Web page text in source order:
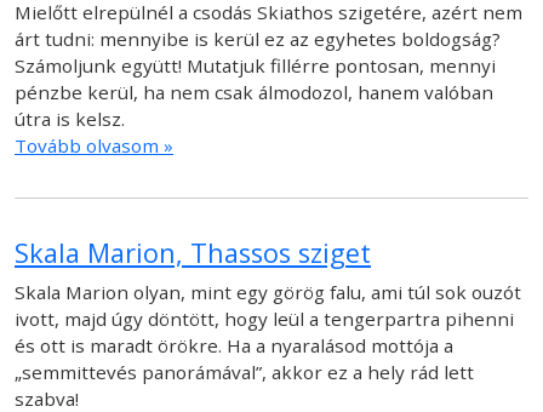
Mielőtt elrepülnél a csodás Skiathos szigetére, azért nem
árt tudni: mennyibe is kerül ez az egyhetes boldogság?
Számoljunk együtt! Mutatjuk fillérre pontosan, mennyi
pénzbe kerül, ha nem csak álmodozol, hanem valóban
útra is kelsz.
Tovább olvasom »
Skala Marion, Thassos sziget
Skala Marion olyan, mint egy görög falu, ami túl sok ouzót
ivott, majd úgy döntött, hogy leül a tengerpartra pihenni
és ott is maradt örökre. Ha a nyaralásod mottója a
„semmittevés panorámával”, akkor ez a hely rád lett
szabva!